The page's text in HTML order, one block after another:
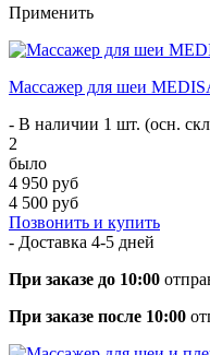
Применить
Массажер для шеи
- В наличии 1 шт. (осн.
2
было
4 950 руб
4 500 руб
Позвонить и купить
- Доставка 4-5 дней
При заказе до 10:00
При заказе после 10:00